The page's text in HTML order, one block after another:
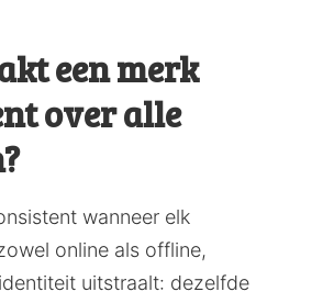
een merk
over alle
wanneer elk
online als offline,
uitstraalt: dezelfde